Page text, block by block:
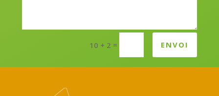
10 + 2 = ENVOI